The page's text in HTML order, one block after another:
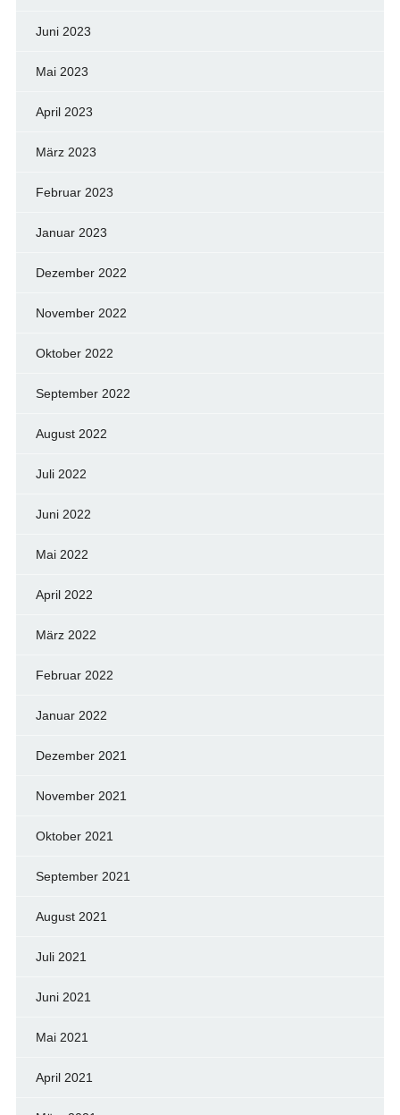
Juni 2023
Mai 2023
April 2023
März 2023
Februar 2023
Januar 2023
Dezember 2022
November 2022
Oktober 2022
September 2022
August 2022
Juli 2022
Juni 2022
Mai 2022
April 2022
März 2022
Februar 2022
Januar 2022
Dezember 2021
November 2021
Oktober 2021
September 2021
August 2021
Juli 2021
Juni 2021
Mai 2021
April 2021